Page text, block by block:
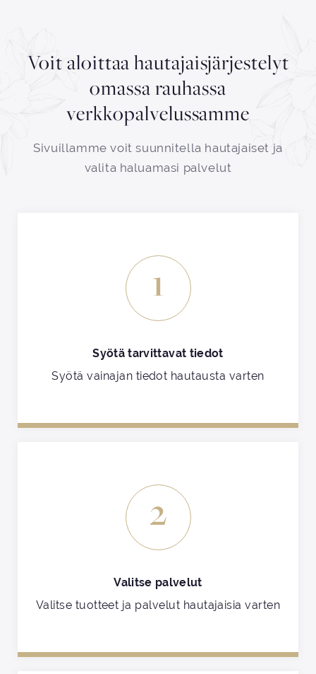
Voit aloittaa hautajaisjärjestelyt
omassa rauhassa
verkkopalvelussamme
Sivuillamme voit suunnitella hautajaiset ja
valita haluamasi palvelut
1
Syötä tarvittavat tiedot
Syötä vainajan tiedot hautausta varten
2
Valitse palvelut
Valitse tuotteet ja palvelut hautajaisia varten